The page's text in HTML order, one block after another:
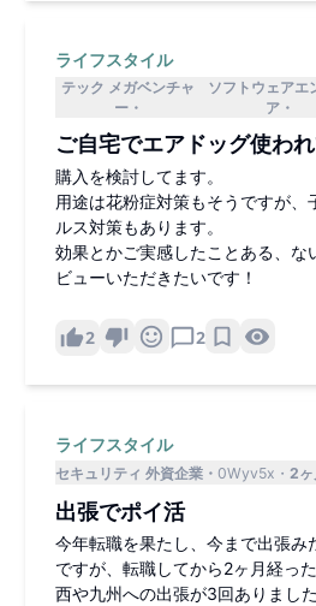
ライフスタイル
テック メガベンチャ
ー
ソフトウェアエ
ア
ご自宅でエアドッグ使わ
購入を検討してます。
用途は花粉症対策もそうですが、
ルス対策もあります。
効果とかご実感したことある、な
ビューいただきたいです！
2 2
ライフスタイル
セキュリティ 外資企業 0Wyv5x 2ヶ
出張でポイ活
今年転職を果たし、今まで出張み
ですが、転職してから2ヶ月経っ
西や九州への出張が3回ありました